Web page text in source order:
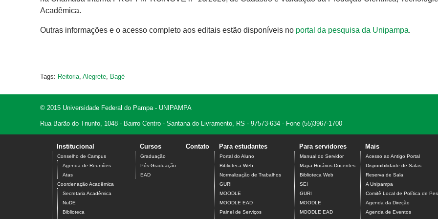
Acadêmica.
Outras informações e o acesso completo aos editais estão disponíveis no portal da pesquisa da Unipampa.
Tags: Reitoria Alegrete Bagé
© 2015 Universidade Federal do Pampa - UNIPAMPA
Rua Barão do Triunfo, 1048 - Bairro Centro - Santana do Livramento, RS - 97573-634 - Fone (55)3967-1700
Institucional
Conselho de Campus
Agenda de Reuniões
Atas
Coordenação Acadêmica
Secretaria Acadêmica
NuDE
Biblioteca
Cursos
Graduação
Pós-Graduação
EAD
Contato Para estudantes
Portal do Aluno
Biblioteca Web
Normalização de Trabalhos
GURI
MOODLE
MOODLE EAD
Painel de Serviços
Para servidores
Manual do Servidor
Mapa Horários Docentes
Biblioteca Web
SEI
GURI
MOODLE
MOODLE EAD
Mais
Acesso ao Antigo Portal
Disponibilidade de Salas
Reserva de Sala
A Unipampa
Comitê Local de Política de
Agenda da Direção
Agenda de Eventos